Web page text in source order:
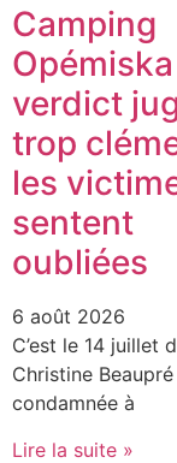
Camping
verdict
trop
les
sentent
oubliées
6 août 2026
C’est le 14 juillet
Christine
condamnée à
Lire la suite »